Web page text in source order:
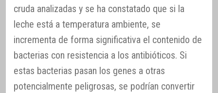
cruda analizadas y se ha constatado que si la
leche está a temperatura ambiente, se
incrementa de forma significativa el contenido de
bacterias con resistencia a los antibióticos. Si
estas bacterias pasan los genes a otras
potencialmente peligrosas, se podrían convertir